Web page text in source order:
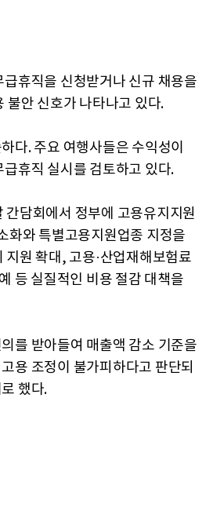
휴직을 신청받거나 신규 채용을
불안 신호가 나타나고 있다.
다. 주요 여행사들은 수익성이
휴직 실시를 검토하고 있다.
간담회에서 정부에 고용유지지원
화와 특별고용지원업종 지정을
지원 확대, 고용·산업재해보험료
등 실질적인 비용 절감 대책을
를 받아들여 매출액 감소 기준을
용 조정이 불가피하다고 판단되
했다.